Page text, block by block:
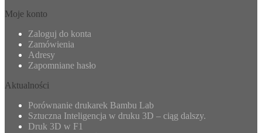
Moje konto
Zaloguj do konta
Zamówienia
Adresy
Zapomniane hasło
Aktualności
Porównanie drukarek Bambu Lab
Sztuczna Inteligencja w druku 3D – ciąg dalszy.
Druk 3D w F1